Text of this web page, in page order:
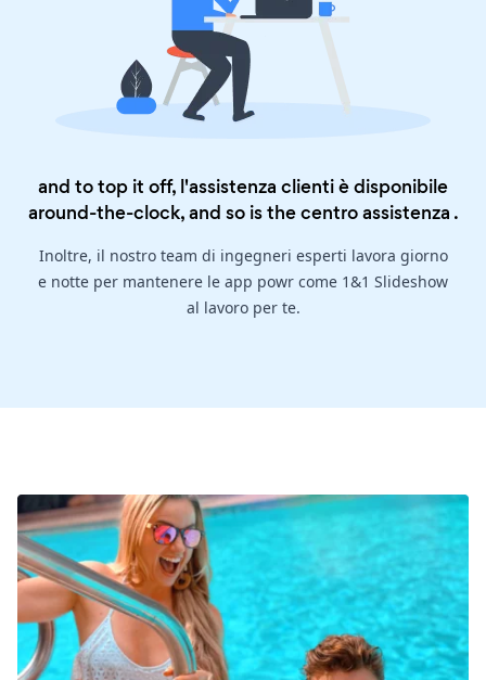
and to top it off, l'assistenza clienti è disponibile
around-the-clock, and so is thecentro assistenza .
Inoltre, il nostro team di ingegneri esperti lavora giorno
e notte per mantenere le app powr come 1&1 Slideshow
al lavoro per te.